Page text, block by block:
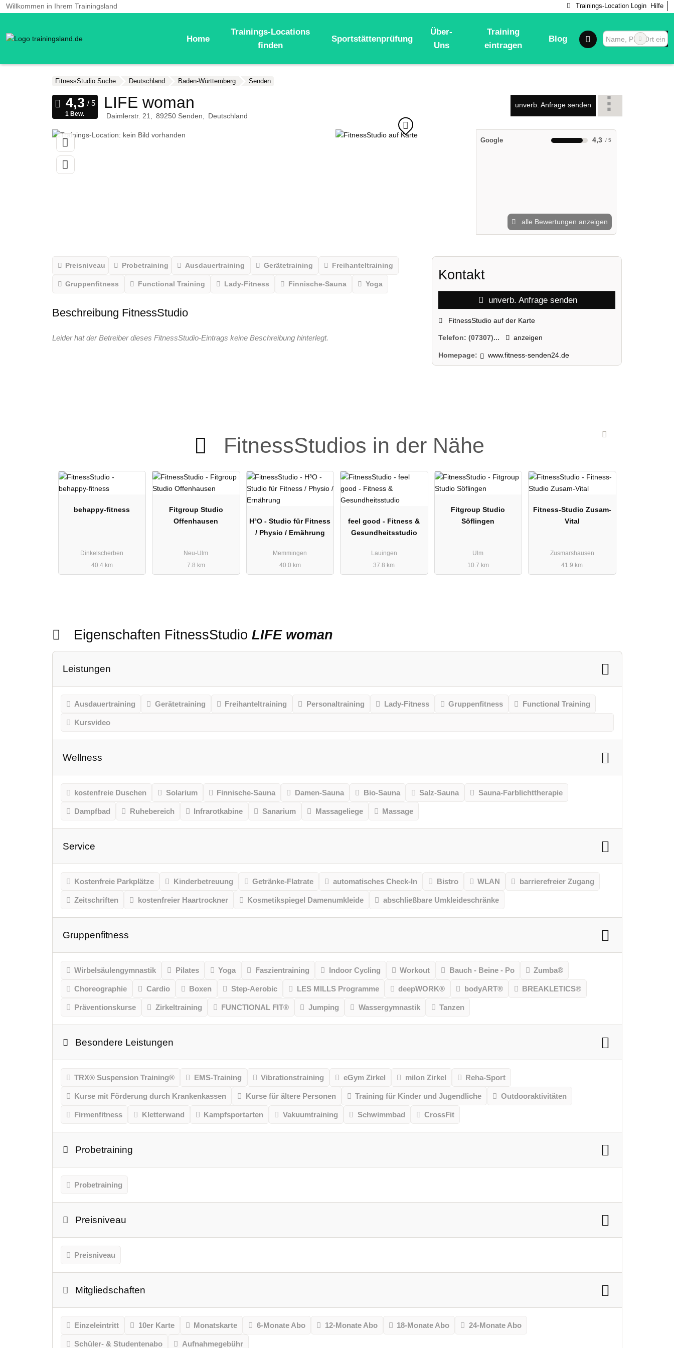
Willkommen in Ihrem Trainingsland Trainings-Location Login Hilfe
Home
Trainings-Locations
finden
Sportstättenprüfung
Über-
Uns
Training
eintragen
Blog
FitnessStudio Suche Deutschland Baden-Württemberg Senden
LIFE woman
Daimlerstr. 21 89250 Senden Deutschland
unverb. Anfrage senden
1 Bew.
Google 4,3
alle Bewertungen anzeigen
Preisniveau Probetraining Ausdauertraining Gerätetraining Freihanteltraining
Gruppenfitness Functional Training Lady-Fitness Finnische-Sauna Yoga
Beschreibung FitnessStudio
Leider hat der Betreiber dieses FitnessStudio-Eintrags keine Beschreibung hinterlegt.
Kontakt
unverb. Anfrage senden
FitnessStudio auf der Karte
Telefon:(07307)... anzeigen
Homepage: www.fitness-senden24.de
FitnessStudios in der Nähe
behappy-fitness
Dinkelscherben
40.4 km
Fitgroup Studio
Offenhausen
Neu-Ulm
7.8 km
H³O - Studio für Fitness
/ Physio / Ernährung
Memmingen
40.0 km
feel good - Fitness &
Gesundheitsstudio
Lauingen
37.8 km
Fitgroup Studio
Söflingen
Ulm
10.7 km
Fitness-Studio Zusam-
Vital
Zusmarshausen
41.9 km
Eigenschaften FitnessStudioLIFE woman
Leistungen
Ausdauertraining Gerätetraining Freihanteltraining Personaltraining Lady-Fitness Gruppenfitness Functional Training
Kursvideo
Wellness
kostenfreie Duschen Solarium Finnische-Sauna Damen-Sauna Bio-Sauna Salz-Sauna Sauna-Farblichttherapie
Dampfbad Ruhebereich Infrarotkabine Sanarium Massageliege Massage
Service
Kostenfreie Parkplätze Kinderbetreuung Getränke-Flatrate automatisches Check-In Bistro WLAN barrierefreier Zugang
Zeitschriften kostenfreier Haartrockner Kosmetikspiegel Damenumkleide abschließbare Umkleideschränke
Gruppenfitness
Wirbelsäulengymnastik Pilates Yoga Faszientraining Indoor Cycling Workout Bauch - Beine - Po Zumba®
Choreographie Cardio Boxen Step-Aerobic LES MILLS Programme deepWORK® bodyART® BREAKLETICS®
Präventionskurse Zirkeltraining FUNCTIONAL FIT® Jumping Wassergymnastik Tanzen
Besondere Leistungen
TRX® Suspension Training® EMS-Training Vibrationstraining eGym Zirkel milon Zirkel Reha-Sport
Kurse mit Förderung durch Krankenkassen Kurse für ältere Personen Training für Kinder und Jugendliche Outdooraktivitäten
Firmenfitness Kletterwand Kampfsportarten Vakuumtraining Schwimmbad CrossFit
Probetraining
Probetraining
Preisniveau
Preisniveau
Mitgliedschaften
Einzeleintritt 10er Karte Monatskarte 6-Monate Abo 12-Monate Abo 18-Monate Abo 24-Monate Abo
Schüler- & Studentenabo Aufnahmegebühr